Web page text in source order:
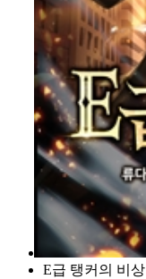
E급 탱커의 비상